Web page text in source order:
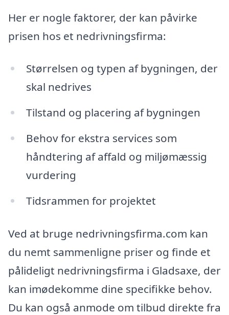
Her er nogle faktorer, der kan påvirke
prisen hos et nedrivningsfirma:
Størrelsen og typen af bygningen, der
skal nedrives
Tilstand og placering af bygningen
Behov for ekstra services som
håndtering af affald og miljømæssig
vurdering
Tidsrammen for projektet
Ved at bruge nedrivningsfirma.com kan
du nemt sammenligne priser og finde et
pålideligt nedrivningsfirma i Gladsaxe, der
kan imødekomme dine specifikke behov.
Du kan også anmode om tilbud direkte fra